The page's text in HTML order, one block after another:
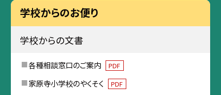
学校からのお便り
学校からの文書
各種相談窓口のご案内 PDF
家原寺小学校のやくそく PDF